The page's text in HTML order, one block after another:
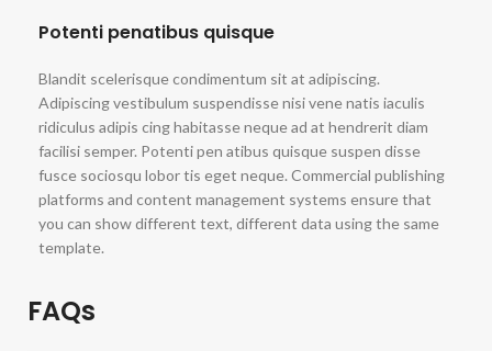
Potenti penatibus quisque
Blandit scelerisque condimentum sit at adipiscing.
Adipiscing vestibulum suspendisse nisi vene natis iaculis
ridiculus adipis cing habitasse neque ad at hendrerit diam
facilisi semper. Potenti pen atibus quisque suspen disse
fusce sociosqu lobor tis eget neque. Commercial publishing
platforms and content management systems ensure that
you can show different text, different data using the same
template.
FAQs